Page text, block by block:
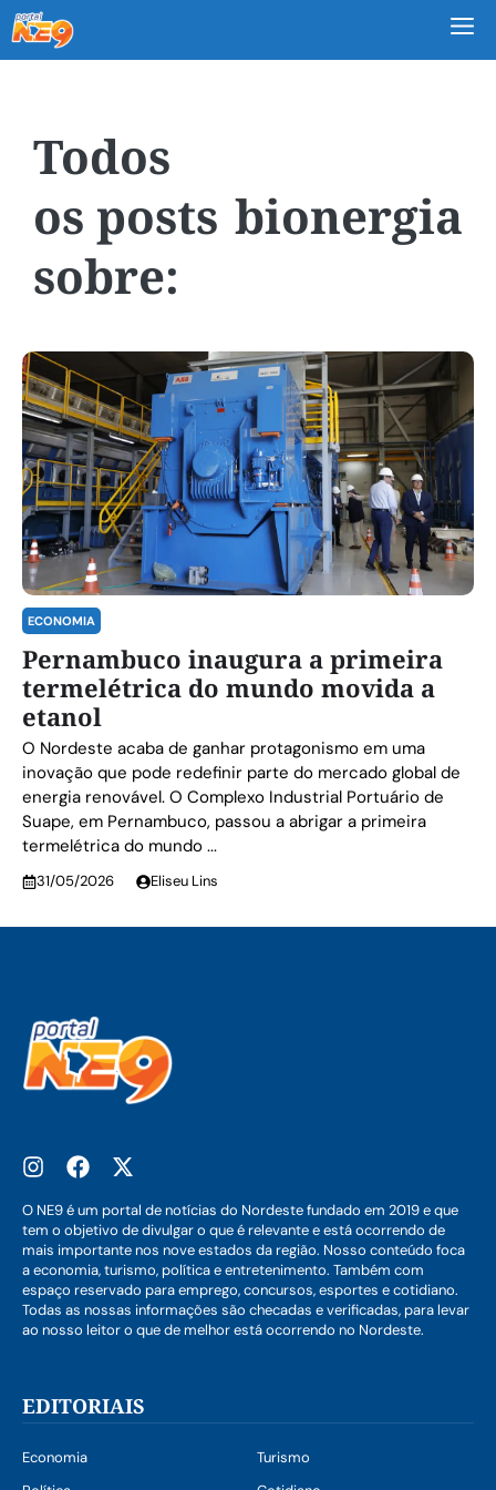
bionergia
ECONOMIA
Pernambuco inaugura a primeira
termelétrica do mundo movida a
etanol
O Nordeste acaba de ganhar protagonismo em uma
inovação que pode redefinir parte do mercado global de
energia renovável. O Complexo Industrial Portuário de
Suape, em Pernambuco, passou a abrigar a primeira
termelétrica do mundo ...
31/05/2026 Eliseu Lins
O NE9 é um portal de notícias do Nordeste fundado em 2019 e que
tem o objetivo de divulgar o que é relevante e está ocorrendo de
mais importante nos nove estados da região. Nosso conteúdo foca
a economia, turismo, política e entretenimento. Também com
espaço reservado para emprego, concursos, esportes e cotidiano.
Todas as nossas informações são checadas e verificadas, para levar
ao nosso leitor o que de melhor está ocorrendo no Nordeste.
EDITORIAIS
Economia
Turismo